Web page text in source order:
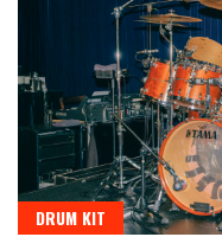
DRUM KIT